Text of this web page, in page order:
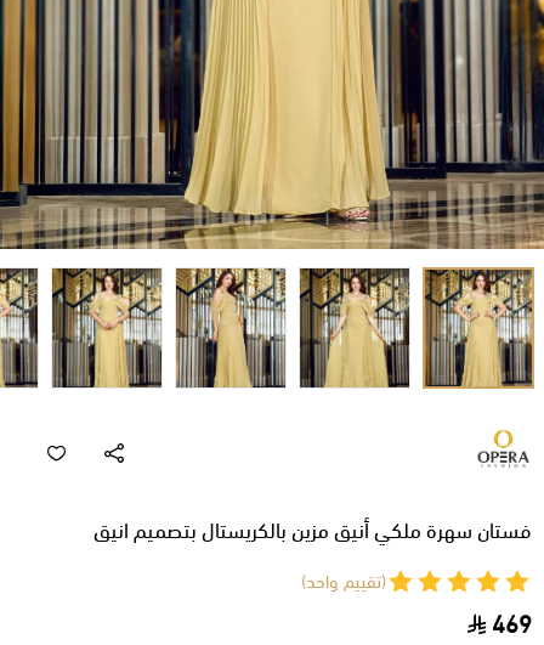
فستان سهرة ملكي أنيق مزين بالكريستال بتصميم انيق
(تقييم واحد)
469